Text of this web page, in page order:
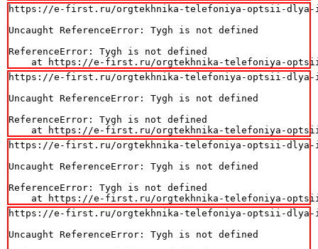
https://e-first.ru/orgtekhnika-telefoniya-optsii-dlya-
Uncaught ReferenceError: Tygh is not defined
ReferenceError: Tygh is not defined
at https://e-first.ru/orgtekhnika-telefoniya-
https://e-first.ru/orgtekhnika-telefoniya-optsii-dlya-
Uncaught ReferenceError: Tygh is not defined
ReferenceError: Tygh is not defined
at https://e-first.ru/orgtekhnika-telefoniya-
https://e-first.ru/orgtekhnika-telefoniya-optsii-dlya-
Uncaught ReferenceError: Tygh is not defined
ReferenceError: Tygh is not defined
at https://e-first.ru/orgtekhnika-telefoniya-
https://e-first.ru/orgtekhnika-telefoniya-optsii-dlya-
Uncaught ReferenceError: Tygh is not defined